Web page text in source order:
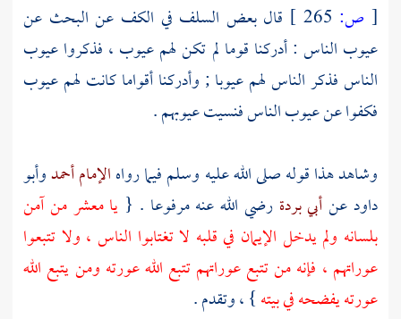
[ ص: قال بعض السلف في الكف عن البحث عن
عيوب الناس : أدركنا قوما لم تكن لهم عيوب ، فذكروا عيوب
الناس فذكر الناس لهم عيوبا ; وأدركنا أقواما كانت لهم عيوب
فكفوا عن عيوب الناس فنسيت عيوبهم .
وشاهد هذا قوله صلى الله عليه وسلم فيما رواهالإمام أحمدوأبو
داودعنأبي بردةرضي الله عنه مرفوعا . { يا معشر من آمن
بلسانه ولم يدخل الإيمان في قلبه لا تغتابوا الناس ، ولا تتبعوا
عوراتهم ، فإنه من تتبع عوراتهم تتبع الله عورته ومن يتبع الله
عورته يفضحه في بيته} ، وتقدم .